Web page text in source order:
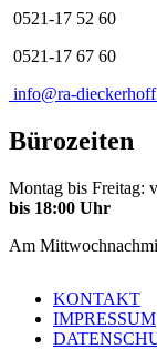
0521-17 52 60
0521-17 67 60
info@ra-
Bürozeiten
Montag bis Freitag:
bis 18:00 Uhr
Am
KONTAKT
IMPRESSUM